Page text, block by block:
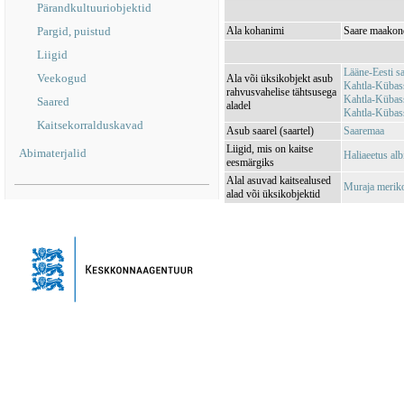
Pärandkultuuriobjektid
Pargid, puistud
Liigid
Veekogud
Saared
Kaitsekorralduskavad
Abimaterjalid
Ala kohanimi Saare
Ala või üksikobjekt asub
rahvusvahelise tähtsusega
aladel
Lääne-Eesti
Kahtla-
Kahtla-
Kahtla-
Asub saarel (saartel)
Saaremaa
Liigid, mis on kaitse
eesmärgiks
Haliaeetus
Alal asuvad kaitsealused
alad või üksikobjektid
Muraja